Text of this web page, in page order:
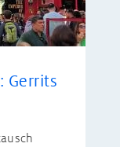
Gerrits